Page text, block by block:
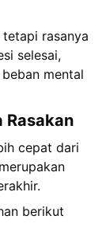
rasanya
selesai,
mental
Rasakan
cepat dari
berikut